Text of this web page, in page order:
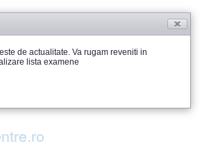
de actualitate. Va rugam reveniti in
lista examene